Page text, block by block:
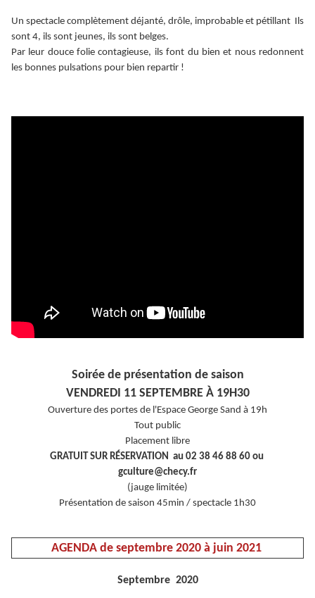
Un spectacle complètement déjanté, drôle, improbable et pétillant Ils
sont 4, ils sont jeunes, ils sont belges.
Par leur douce folie contagieuse, ils font du bien et nous redonnent
les bonnes pulsations pour bien repartir !
Soirée de présentation de saison
VENDREDI 11 SEPTEMBRE À 19H30
Ouverture des portes de l'Espace George Sand à 19h
Tout public
Placement libre
GRATUIT SUR RÉSERVATION au 02 38 46 88 60 ou
gculture@checy.fr
(jauge limitée)
Présentation de saison 45min / spectacle 1h30
AGENDA de septembre 2020 à juin 2021
Septembre 2020